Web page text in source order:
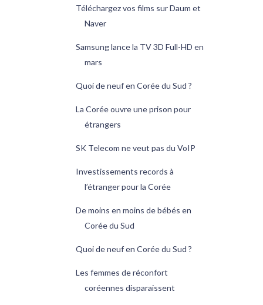
Téléchargez vos films sur Daum et
Naver
Samsung lance la TV 3D Full-HD en
mars
Quoi de neuf en Corée du Sud ?
La Corée ouvre une prison pour
étrangers
SK Telecom ne veut pas du VoIP
Investissements records à
l’étranger pour la Corée
De moins en moins de bébés en
Corée du Sud
Quoi de neuf en Corée du Sud ?
Les femmes de réconfort
coréennes disparaissent